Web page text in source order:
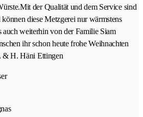
der Qualität und dem Service sind
diese Metzgerei nur wärmstens
weiterhin von der Familie Siam
ihr schon heute frohe Weihnachten
& H. Häni Ettingen